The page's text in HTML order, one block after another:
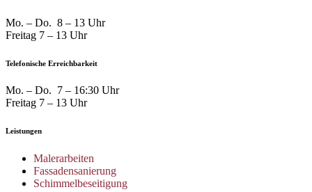
Mo. – Do. 8 – 13 Uhr
Freitag 7 – 13 Uhr
Telefonische Erreichbarkeit
Mo. – Do. 7 – 16:30 Uhr
Freitag 7 – 13 Uhr
Leistungen
Malerarbeiten
Fassadensanierung
Schimmelbeseitigung